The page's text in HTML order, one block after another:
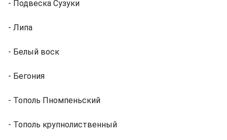
- Подвеска Сузуки
- Липа
- Белый воск
- Бегония
- Тополь Пномпеньский
- Тополь крупнолиственный